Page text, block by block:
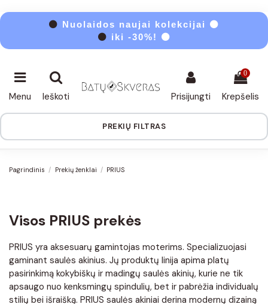
⚫ Nuolaidos naujai kolekcijai ⚫
⚫ iki -30%! ⚫
Menu Ieškoti Prisijungti
0
Krepšelis
PREKIŲ FILTRAS
Pagrindinis Prekių ženklai PRIUS
Visos PRIUS prekės
PRIUS yra aksesuarų gamintojas moterims. Specializuojasi
gaminant saulės akinius. Jų produktų linija apima platų
pasirinkimą kokybiškų ir madingų saulės akinių, kurie ne tik
apsaugo nuo kenksmingų spindulių, bet ir pabrėžia individualų
stilių bei išraišką. PRIUS saulės akiniai derina modernų dizainą